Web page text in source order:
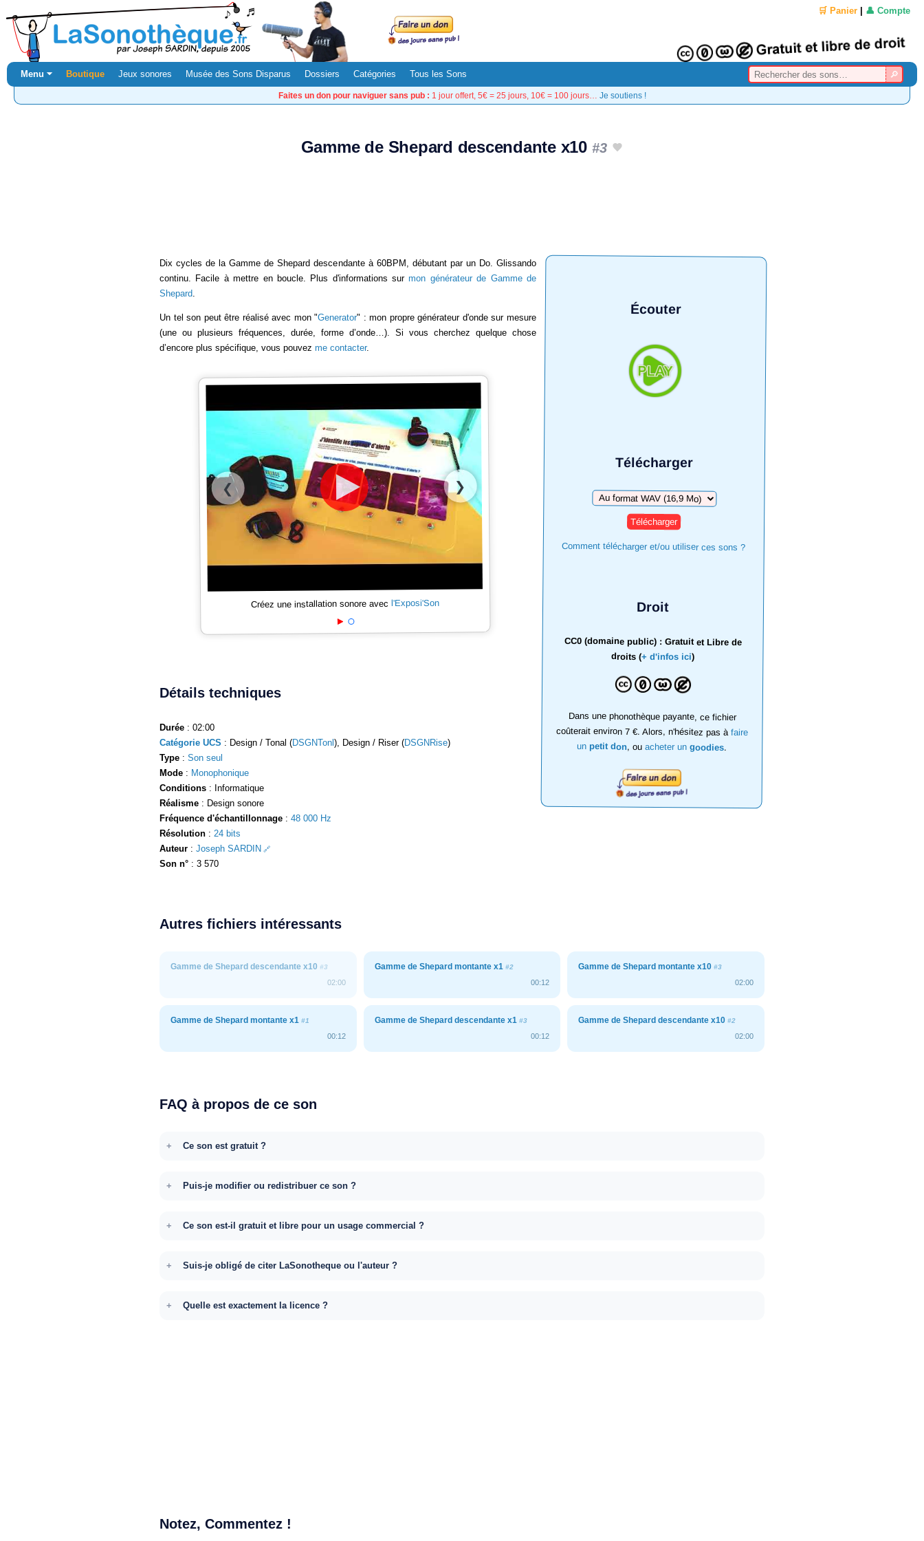
🛒 Panier 👤 Compte
Menu ⏷ Boutique Jeux sonores Musée des Sons Disparus Dossiers Catégories Tous les Sons
Faites un don pour naviguer sans pub : 1 jour offert, 5€ = 25 jours, 10€ = 100 jours… Je soutiens !
Gamme de Shepard descendante x10 #3
Écouter
Télécharger
Télécharger
Comment télécharger et/ou utiliser ces sons ?
Droit
CC0 (domaine public) : Gratuit et Libre de
droits (+ d'infos ici)
Dans une phonothèque payante, ce fichier
coûterait environ 7 €. Alors, n'hésitez pas àfaire
un petit don, ouacheter ungoodies.
Dix cycles de la Gamme de Shepard descendante à 60BPM, débutant par un Do. Glissando
continu. Facile à mettre en boucle. Plus d'informations surmon générateur de Gamme de
Shepard
Un tel son peut être réalisé avec mon "Generator" : mon propre générateur d'onde sur mesure
(une ou plusieurs fréquences, durée, forme d’onde…). Si vous cherchez quelque chose
d’encore plus spécifique, vous pouvez me contacter.
❮ ❯
Créez une installation sonore avecl'Exposi'Son
Détails techniques
Durée : 02:00
Catégorie UCS : Design / Tonal (DSGNTonl), Design / Riser (DSGNRise)
Type : Son seul
Mode : Monophonique
Conditions : Informatique
Réalisme : Design sonore
Fréquence d'échantillonnage : 48 000 Hz
Résolution : 24 bits
Auteur : Joseph SARDIN
Son n° : 3 570
Autres fichiers intéressants
Gamme de Shepard descendante x10 #3
02:00
Gamme de Shepard montante x1 #2
00:12
Gamme de Shepard montante x10#3
02:00
Gamme de Shepard montante x1 #1
00:12
Gamme de Shepard descendante x1 #3
00:12
Gamme de Shepard descendante x10#2
02:00
FAQ à propos de ce son
Ce son est gratuit ?
Puis-je modifier ou redistribuer ce son ?
Ce son est-il gratuit et libre pour un usage commercial ?
Suis-je obligé de citer LaSonotheque ou l'auteur ?
Quelle est exactement la licence ?
Notez, Commentez !